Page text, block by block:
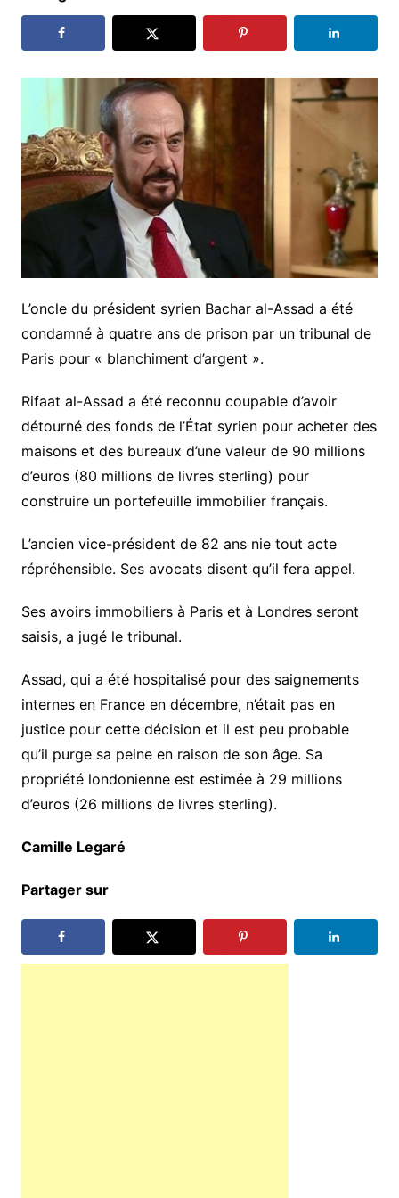
L’oncle du président syrien Bachar al-Assad a été
condamné à quatre ans de prison par un tribunal de
Paris pour « blanchiment d’argent ».
Rifaat al-Assad a été reconnu coupable d’avoir
détourné des fonds de l’État syrien pour acheter des
maisons et des bureaux d’une valeur de 90 millions
d’euros (80 millions de livres sterling) pour
construire un portefeuille immobilier français.
L’ancien vice-président de 82 ans nie tout acte
répréhensible. Ses avocats disent qu’il fera appel.
Ses avoirs immobiliers à Paris et à Londres seront
saisis, a jugé le tribunal.
Assad, qui a été hospitalisé pour des saignements
internes en France en décembre, n’était pas en
justice pour cette décision et il est peu probable
qu’il purge sa peine en raison de son âge. Sa
propriété londonienne est estimée à 29 millions
d’euros (26 millions de livres sterling).
Camille Legaré
Partager sur